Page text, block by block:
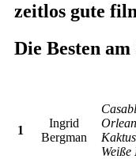
zeitlos gute
Die Besten am
1
Ingrid
Bergman